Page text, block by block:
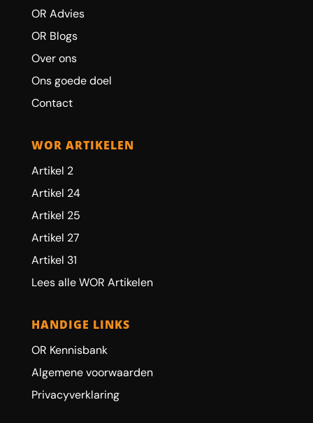
OR Advies
OR Blogs
Over ons
Ons goede doel
Contact
WOR ARTIKELEN
Artikel 2
Artikel 24
Artikel 25
Artikel 27
Artikel 31
Lees alle WOR Artikelen
HANDIGE LINKS
OR Kennisbank
Algemene voorwaarden
Privacyverklaring